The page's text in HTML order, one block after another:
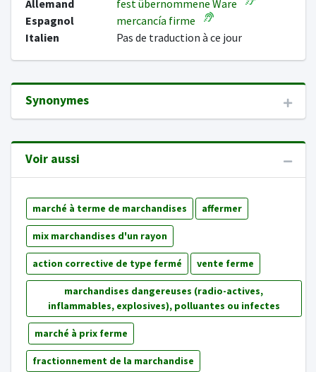
Allemand
fest übernommene Ware
Espagnol
mercancía firme
Italien
Pas de traduction à ce jour
Synonymes
Voir aussi
marché à terme de marchandises affermer
mix marchandises d'un rayon
action corrective de type fermé vente ferme
marchandises dangereuses (radio-actives,
inflammables, explosives), polluantes ou infectes
marché à prix ferme
fractionnement de la marchandise